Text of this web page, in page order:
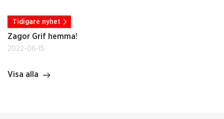
Tidigare nyhet
Zagor Grif hemma!
2022-06-15
Visa alla